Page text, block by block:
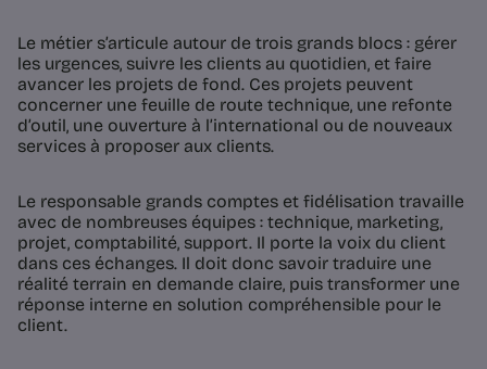
Le métier s’articule autour de trois grands blocs : gérer
les urgences, suivre les clients au quotidien, et faire
avancer les projets de fond. Ces projets peuvent
concerner une feuille de route technique, une refonte
d’outil, une ouverture à l’international ou de nouveaux
services à proposer aux clients.
Le responsable grands comptes et fidélisation travaille
avec de nombreuses équipes : technique, marketing,
projet, comptabilité, support. Il porte la voix du client
dans ces échanges. Il doit donc savoir traduire une
réalité terrain en demande claire, puis transformer une
réponse interne en solution compréhensible pour le
client.